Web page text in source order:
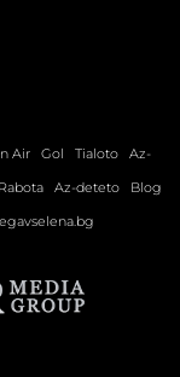
Air Gol Tialoto
Az-
Rabota Az-deteto
Blog